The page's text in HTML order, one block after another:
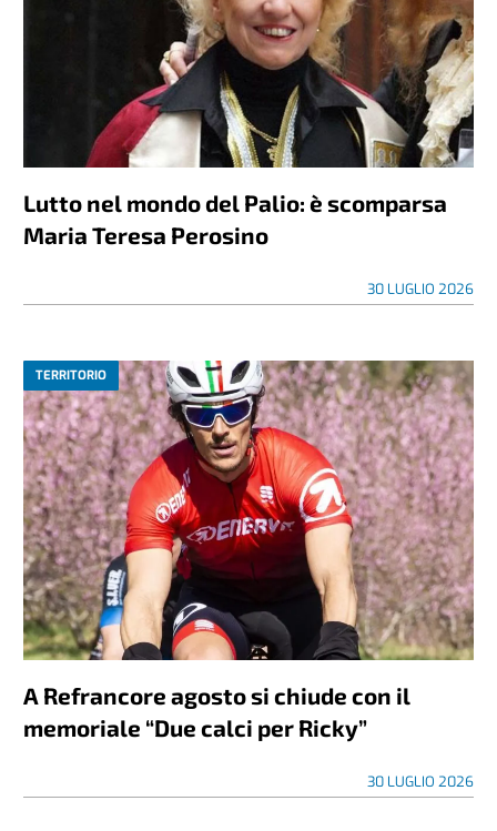
Lutto nel mondo del Palio: è scomparsa
Maria Teresa Perosino
30 LUGLIO 2026
TERRITORIO
A Refrancore agosto si chiude con il
memoriale “Due calci per Ricky”
30 LUGLIO 2026